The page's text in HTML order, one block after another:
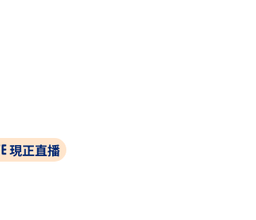
現正直播